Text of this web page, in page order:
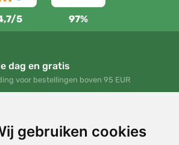
gebruiken cookies
5 97%
dag en gratis
voor bestellingen boven 95 EUR
en retourneren
op elk gewenst moment binnen 90
of ruilen